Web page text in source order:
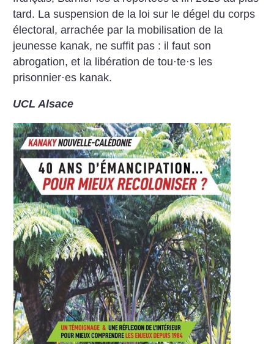
tard. La suspension de la loi sur le dégel du corps
électoral, arrachée par la mobilisation de la
jeunesse kanak, ne suffit pas : il faut son
abrogation, et la libération de tou·te·s les
prisonnier·es kanak.
UCL Alsace